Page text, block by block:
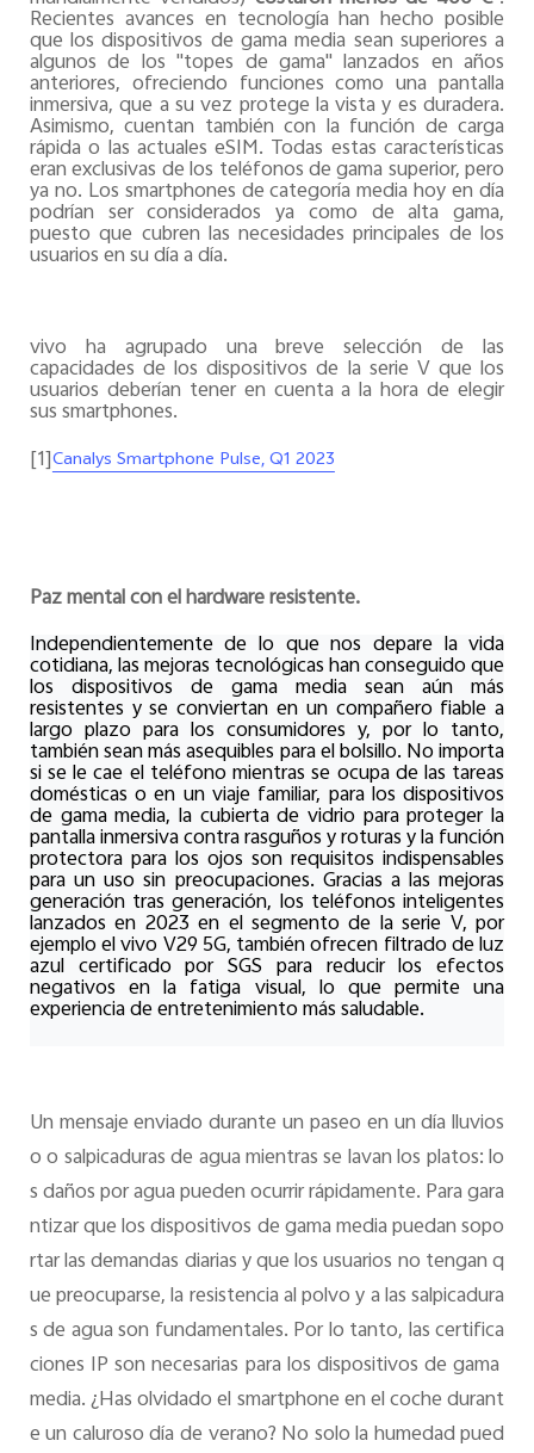
Recientes avances en tecnología han hecho posible
que los dispositivos de gama media sean superiores a
algunos de los "topes de gama" lanzados en años
anteriores, ofreciendo funciones como una pantalla
inmersiva, que a su vez protege la vista y es duradera.
Asimismo, cuentan también con la función de carga
rápida o las actuales eSIM. Todas estas características
eran exclusivas de los teléfonos de gama superior, pero
ya no. Los smartphones de categoría media hoy en día
podrían ser considerados ya como de alta gama,
puesto que cubren las necesidades principales de los
usuarios en su día a día.
vivo ha agrupado una breve selección de las
capacidades de los dispositivos de la serie V que los
usuarios deberían tener en cuenta a la hora de elegir
sus smartphones.
[1]Canalys Smartphone Pulse, Q1 2023
Paz mental con el hardware resistente.
Independientemente de lo que nos depare la vida
cotidiana, las mejoras tecnológicas han conseguido que
los dispositivos de gama media sean aún más
resistentes y se conviertan en un compañero fiable a
largo plazo para los consumidores y, por lo tanto,
también sean más asequibles para el bolsillo. No importa
si se le cae el teléfono mientras se ocupa de las tareas
domésticas o en un viaje familiar, para los dispositivos
de gama media, la cubierta de vidrio para proteger la
pantalla inmersiva contra rasguños y roturas y la función
protectora para los ojos son requisitos indispensables
para un uso sin preocupaciones. Gracias a las mejoras
generación tras generación, los teléfonos inteligentes
lanzados en 2023 en el segmento de la serie V, por
ejemplo el vivo V29 5G, también ofrecen filtrado de luz
azul certificado por SGS para reducir los efectos
negativos en la fatiga visual, lo que permite una
experiencia de entretenimiento más saludable.
Un mensaje enviado durante un paseo en un día lluvios
o o salpicaduras de agua mientras se lavan los platos: lo
s daños por agua pueden ocurrir rápidamente. Para gara
ntizar que los dispositivos de gama media puedan sopo
rtar las demandas diarias y que los usuarios no tengan q
ue preocuparse, la resistencia al polvo y a las salpicadura
s de agua son fundamentales. Por lo tanto, las certifica
ciones IP son necesarias para los dispositivos de gama
media. ¿Has olvidado el smartphone en el coche durant
e un caluroso día de verano? No solo la humedad pued